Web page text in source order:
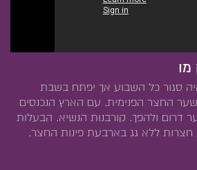
סגור כל השבוע אך יפתח בשבת
החצר הפנימית. עם הארץ הנכנסים
דרום ולהפך. קורבנות הנשיא. הבעלות
ללא גג בארבעת פינות החצר.